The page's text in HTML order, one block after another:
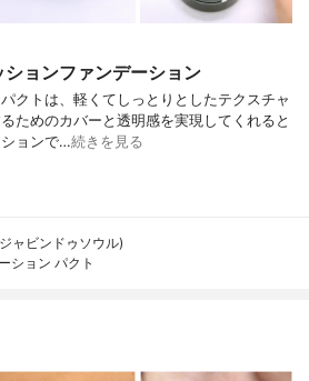
ョンファンデーション
クトは、軽くてしっとりとしたテクスチャ
ためのカバーと透明感を実現してくれると
ョンで…続きを見る
ャビンドゥソウル)
ション パクト